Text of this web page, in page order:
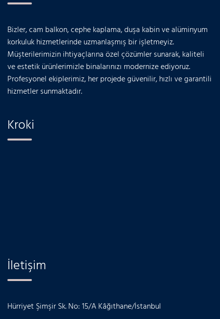
Bizler, cam balkon, cephe kaplama, duşa kabin ve alüminyum
korkuluk hizmetlerinde uzmanlaşmış bir işletmeyiz.
Müşterilerimizin ihtiyaçlarına özel çözümler sunarak, kaliteli
ve estetik ürünlerimizle binalarınızı modernize ediyoruz.
Profesyonel ekiplerimiz, her projede güvenilir, hızlı ve garantili
hizmetler sunmaktadır.
Kroki
İletişim
Hürriyet Şimşir Sk. No: 15/A Kâğıthane/İstanbul